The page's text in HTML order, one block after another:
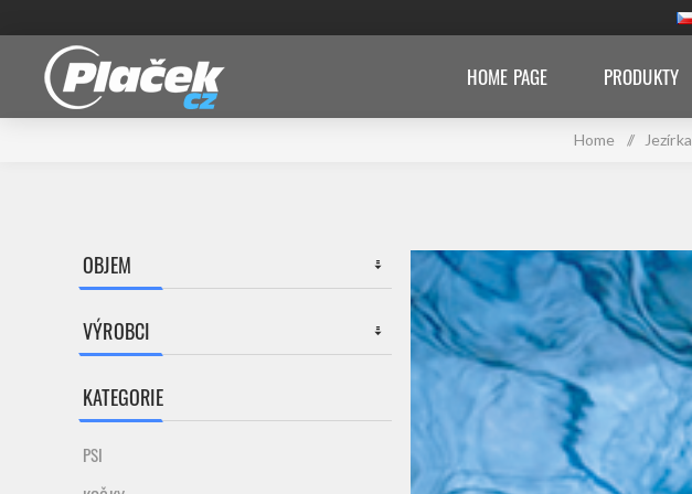
HOME PAGE PRODUKTY
Home / Jezírka
OBJEM
VÝROBCI
KATEGORIE
PSI